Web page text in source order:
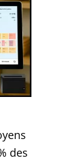
des